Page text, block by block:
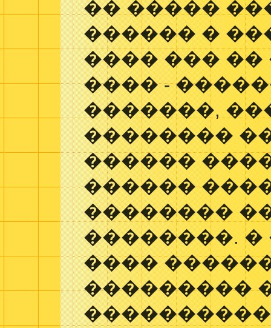
�� �����
������ �
���� ��� ��
���� -
�������,
��������
������
������
��������
��������.
����
���������